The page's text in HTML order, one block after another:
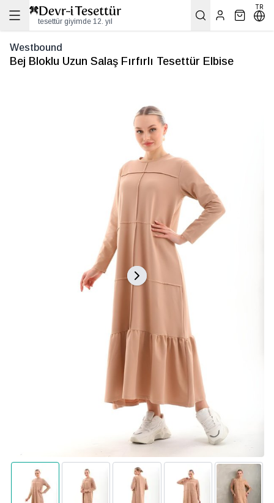
tesettür giyimde 12. yıl
TR
Westbound
Bej Bloklu Uzun Salaş Fırfırlı Tesettür Elbise